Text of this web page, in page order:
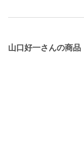
山口好一さんの商品